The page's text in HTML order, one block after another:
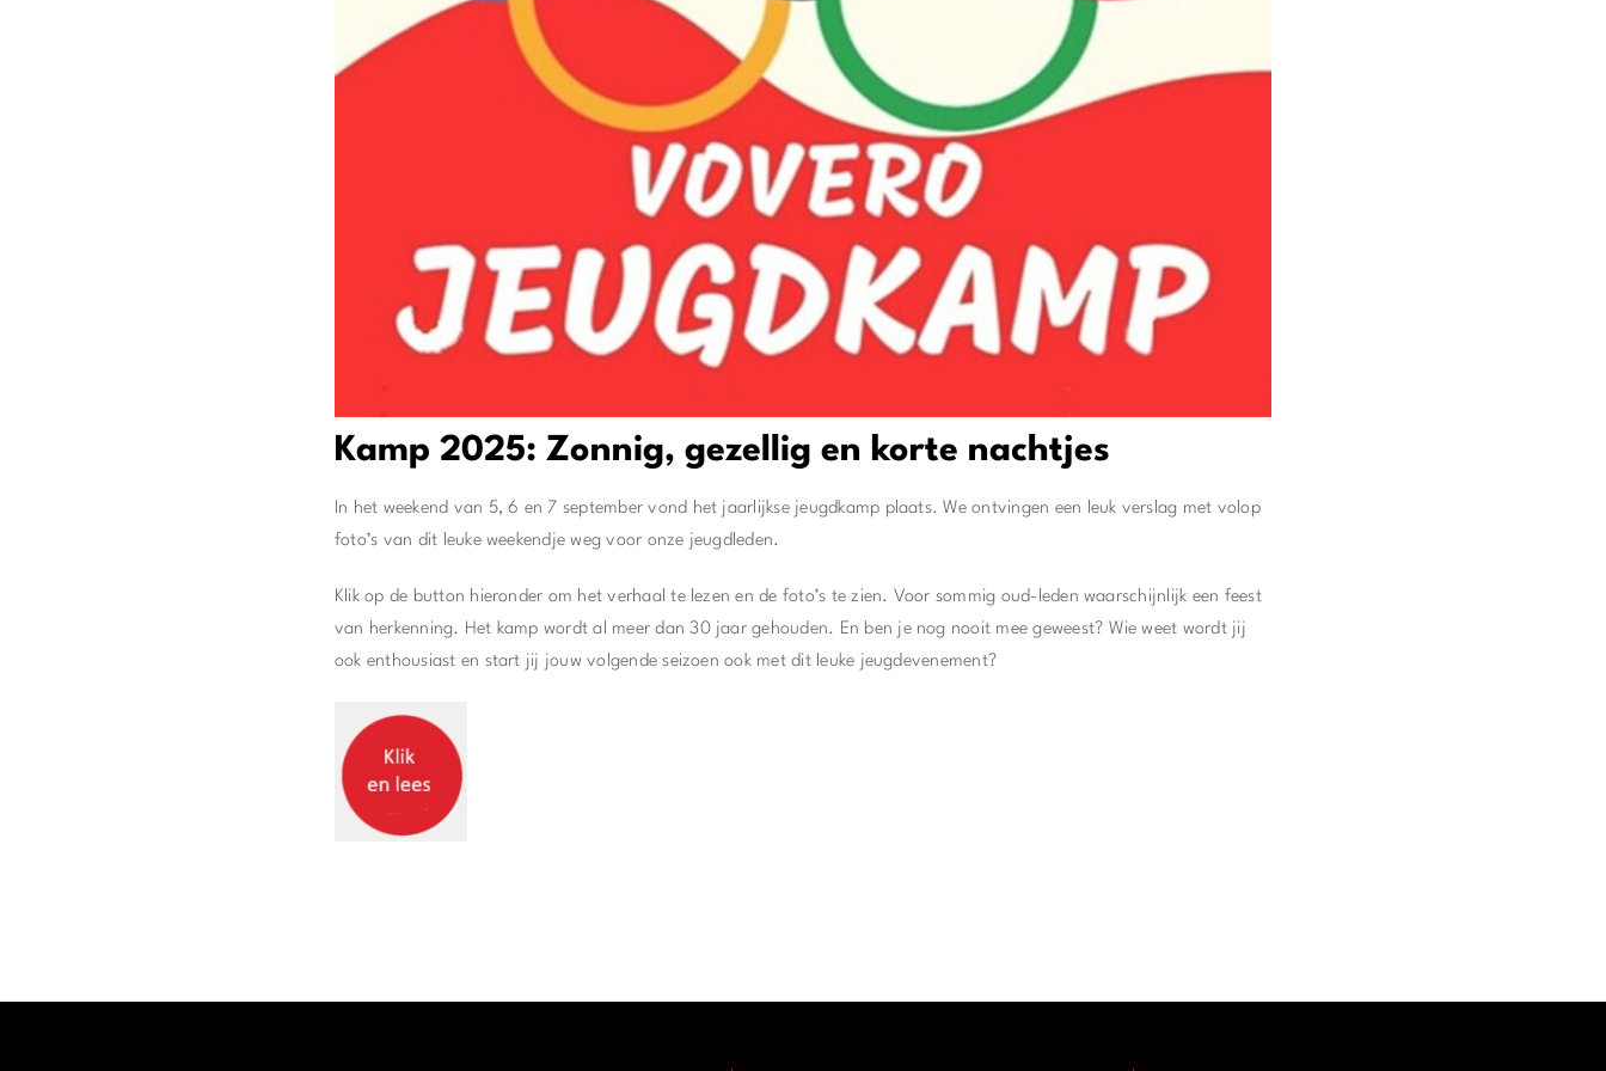
Kamp 2025: Zonnig, gezellig en korte nachtjes
In het weekend van 5, 6 en 7 september vond het jaarlijkse jeugdkamp plaats. We ontvingen een leuk verslag met volop
foto’s van dit leuke weekendje weg voor onze jeugdleden.
Klik op de button hieronder om het verhaal te lezen en de foto’s te zien. Voor sommig oud-leden waarschijnlijk een feest
van herkenning. Het kamp wordt al meer dan 30 jaar gehouden. En ben je nog nooit mee geweest? Wie weet wordt jij
ook enthousiast en start jij jouw volgende seizoen ook met dit leuke jeugdevenement?